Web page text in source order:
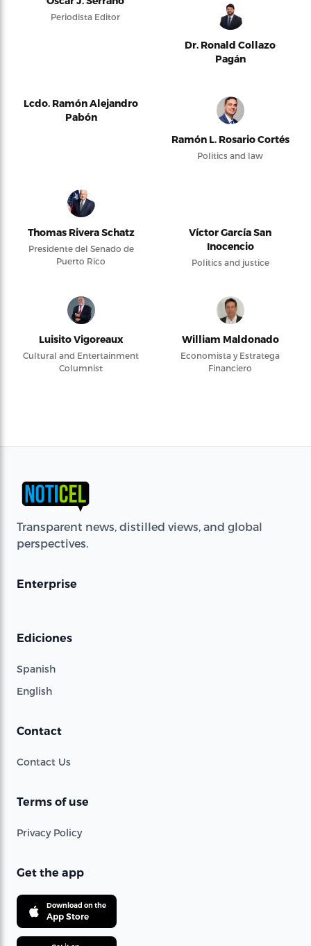
Periodista Editor
Dr. Ronald Collazo
Pagán
Lcdo. Ramón Alejandro
Pabón
Ramón L. Rosario Cortés
Politics and law
Thomas Rivera Schatz
Presidente del Senado de
Puerto Rico
Víctor García San
Inocencio
Politics and justice
Luisito Vigoreaux
Cultural and Entertainment
Columnist
William Maldonado
Economista y Estratega
Financiero
Transparent news, distilled views, and global
perspectives.
Enterprise
Ediciones
Spanish
English
Contact
Contact Us
Terms of use
Privacy Policy
Get the app
Download on the
App Store